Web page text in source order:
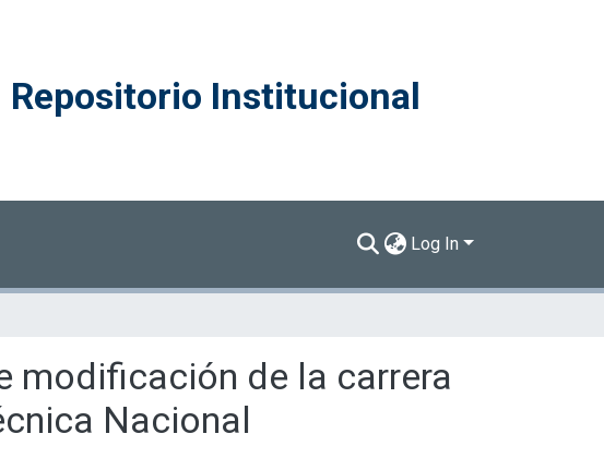
Repositorio Institucional
Log In
modificación de la carrera
Nacional